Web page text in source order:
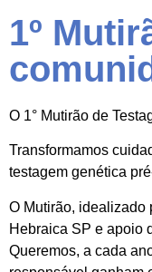
1º
O 1° Mutirão de
Transformamos
testagem genética
O Mutirão, idealizado
Hebraica SP e apoio
Queremos, a cada